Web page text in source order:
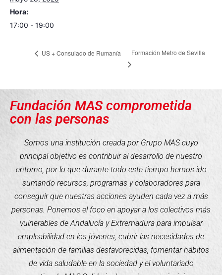
Hora:
17:00 - 19:00
US + Consulado de Rumanía Formación Metro de Sevilla
Fundación MAS comprometida
con las personas
Somos una institución creada por Grupo MAS cuyo
principal objetivo es contribuir al desarrollo de nuestro
entorno, por lo que durante todo este tiempo hemos ido
sumando recursos, programas y colaboradores para
conseguir que nuestras acciones ayuden cada vez a más
personas. Ponemos el foco en apoyar a los colectivos más
vulnerables de Andalucía y Extremadura para impulsar
empleabilidad en los jóvenes, cubrir las necesidades de
alimentación de familias desfavorecidas, fomentar hábitos
de vida saludable en la sociedad y el voluntariado